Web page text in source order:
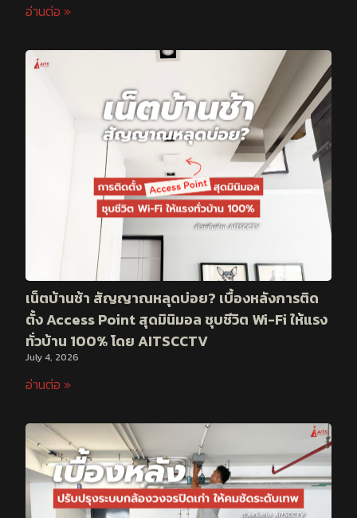
อ่านต่อ »
เน็ตบ้านช้า สัญญาณหลุดบ่อย? เบื้องหลังการติด
ตั้ง Access Point สุดมินิมอล ชุบชีวิต Wi-Fi ให้แรง
ทั่วบ้าน 100% โดย AITSCCTV
July 4, 2026
อ่านต่อ »